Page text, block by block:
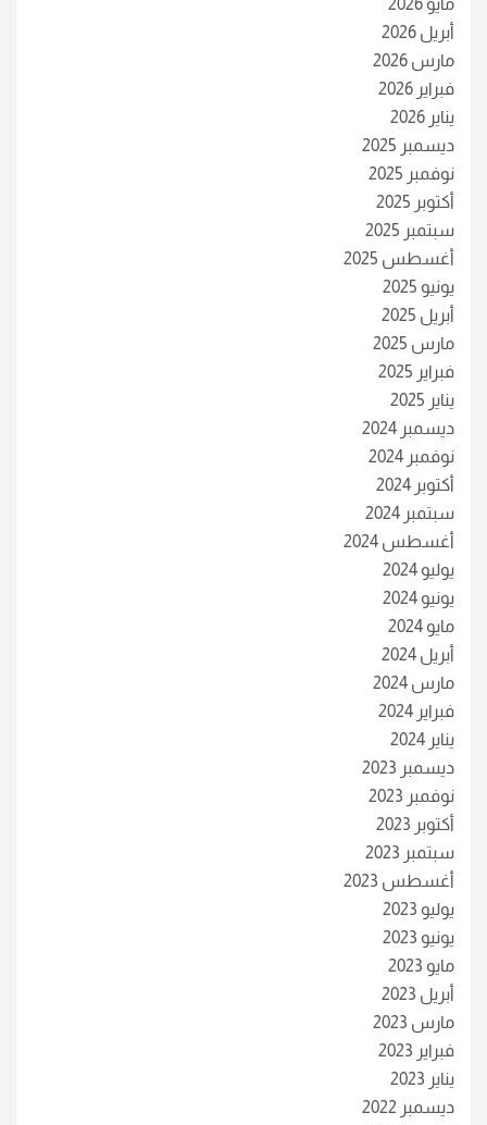
مايو 2026
أبريل 2026
مارس 2026
فبراير 2026
يناير 2026
ديسمبر 2025
نوفمبر 2025
أكتوبر 2025
سبتمبر 2025
أغسطس 2025
يونيو 2025
أبريل 2025
مارس 2025
فبراير 2025
يناير 2025
ديسمبر 2024
نوفمبر 2024
أكتوبر 2024
سبتمبر 2024
أغسطس 2024
يوليو 2024
يونيو 2024
مايو 2024
أبريل 2024
مارس 2024
فبراير 2024
يناير 2024
ديسمبر 2023
نوفمبر 2023
أكتوبر 2023
سبتمبر 2023
أغسطس 2023
يوليو 2023
يونيو 2023
مايو 2023
أبريل 2023
مارس 2023
فبراير 2023
يناير 2023
ديسمبر 2022